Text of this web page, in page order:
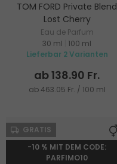
TOM FORD Private Blend
Lost Cherry
Eau de Parfum
30 ml
100 ml
Lieferbar 2 Varianten
ab 138.90 Fr.
ab 463.05 Fr. / 100 ml
GRATIS
-10 % MIT DEM CODE:
PARFIMO10